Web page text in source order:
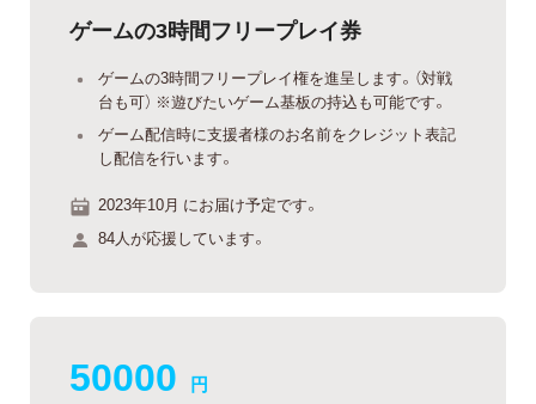
ゲームの3時間フリープレイ券
ゲームの3時間フリープレイ権を進呈します。（対戦
台も可） ※遊びたいゲーム基板の持込も可能です。
ゲーム配信時に支援者様のお名前をクレジット表記
し配信を行います。
2023年10月 にお届け予定です。
84人が応援しています。
50000 円